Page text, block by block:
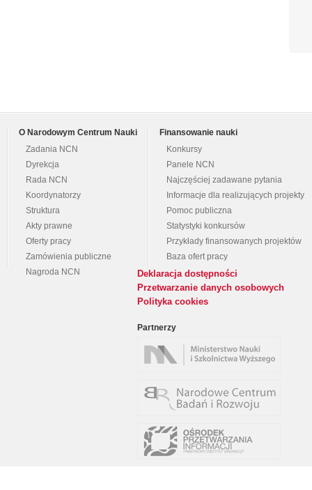
O Narodowym Centrum Nauki
Zadania NCN
Dyrekcja
Rada NCN
Koordynatorzy
Struktura
Akty prawne
Oferty pracy
Zamówienia publiczne
Nagroda NCN
Finansowanie nauki
Konkursy
Panele NCN
Najczęściej zadawane pytania
Informacje dla realizujących projekty
Pomoc publiczna
Statystyki konkursów
Przykłady finansowanych projektów
Baza ofert pracy
Deklaracja dostępności
Przetwarzanie danych osobowych
Polityka cookies
Partnerzy